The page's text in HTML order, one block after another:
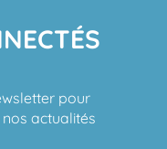
pour
actualités